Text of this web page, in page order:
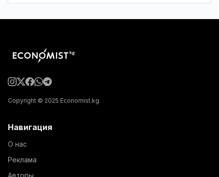
Copyright © 2025 Economist.kg
Навигация
О нас
Реклама